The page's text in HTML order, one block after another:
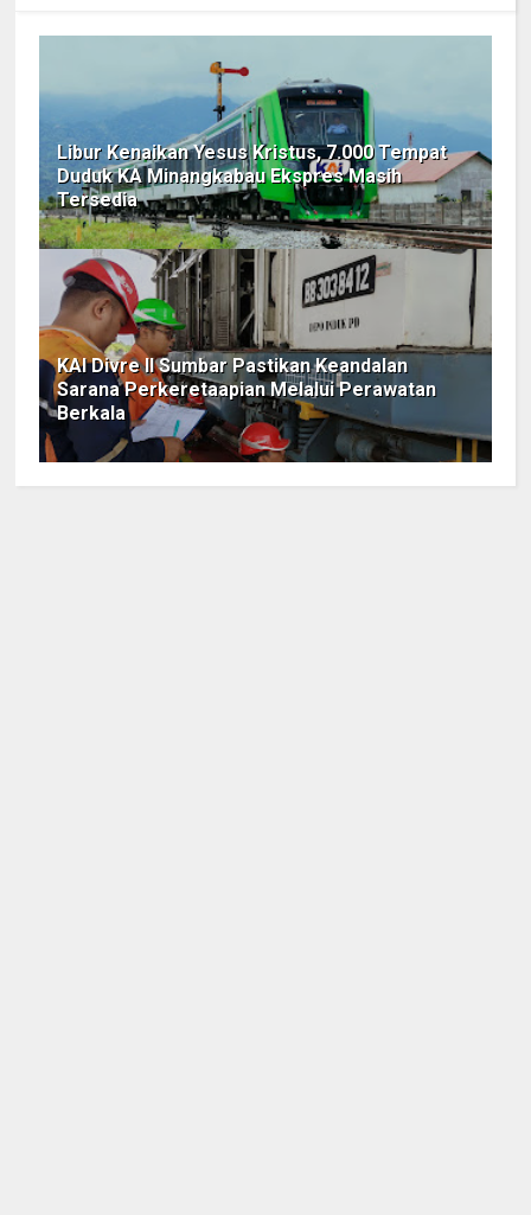
Libur Kenaikan Yesus Kristus, 7.000 Tempat
Duduk KA Minangkabau Ekspres Masih
Tersedia
KAI Divre II Sumbar Pastikan Keandalan
Sarana Perkeretaapian Melalui Perawatan
Berkala